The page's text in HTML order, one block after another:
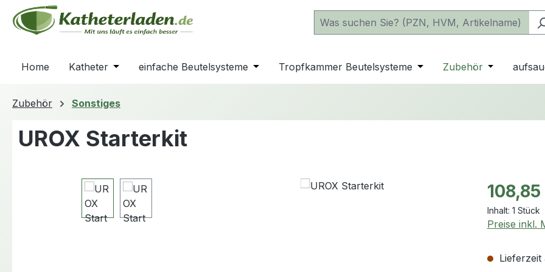
Hauptinhalt springen
Zur Suche springen
Zur Hauptnavigation springen
Home Katheter Öffne oder Schließe das Dropdown der Kategorie Katheter
einfache Beutelsysteme Öffne oder Schließe das Dropdown der Kategorie einfache
Tropfkammer Beutelsysteme Öffne oder Schließe das
Zubehör Öffne oder
Zubehör Sonstiges
UROX Starterkit
Bildergalerie überspringen Regulärer
108,85
Inhalt: 1 Stück
Preise inkl.